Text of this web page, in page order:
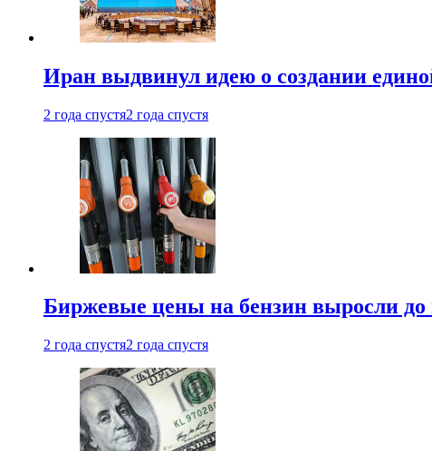
Иран выдвинул идею о создании
2 года спустя2 года спустя
Биржевые цены на бензин выросли до
2 года спустя2 года спустя